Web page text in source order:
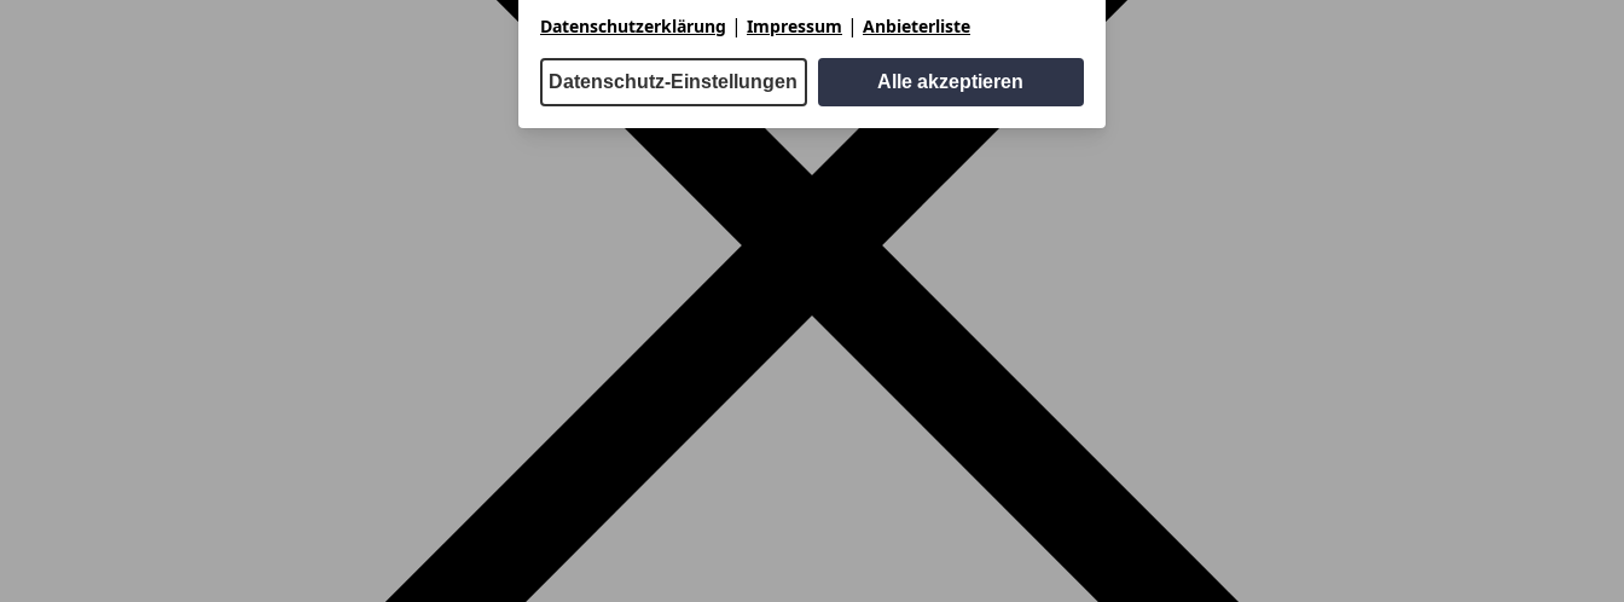
Datenschutzerklärung | Impressum | Anbieterliste
Datenschutz-Einstellungen Alle akzeptieren